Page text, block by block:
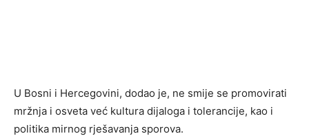
U Bosni i Hercegovini, dodao je, ne smije se promovirati
mržnja i osveta već kultura dijaloga i tolerancije, kao i
politika mirnog rješavanja sporova.